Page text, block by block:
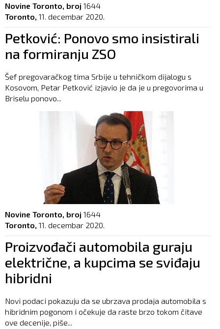
Novine Toronto, broj 1644
Toronto, 11. decembar 2020.
Petković: Ponovo smo insistirali
na formiranju ZSO
Šef pregovaračkog tima Srbije u tehničkom dijalogu s
Kosovom, Petar Petković izjavio je da je u pregovorima u
Briselu ponovo...
Novine Toronto, broj 1644
Toronto, 11. decembar 2020.
Proizvođači automobila guraju
električne, a kupcima se sviđaju
hibridni
Novi podaci pokazuju da se ubrzava prodaja automobila s
hibridnim pogonom i očekuje da raste brzo tokom čitave
ove decenije, piše...